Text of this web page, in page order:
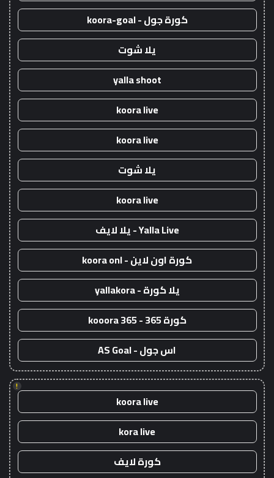
كورة جول - koora-goal
يلا شوت
yalla shoot
koora live
koora live
يلا شوت
koora live
Yalla Live - يلا لايف
كورة اون لاين - koora onl
يلا كورة - yallakora
كورة 365 - kooora 365
اس جول - AS Goal
!
koora live
kora live
كورة لايف